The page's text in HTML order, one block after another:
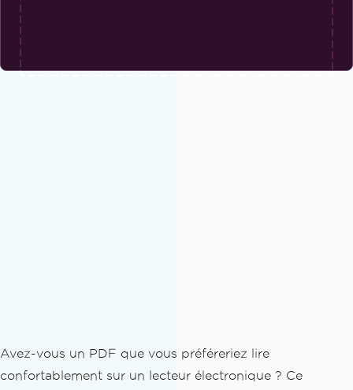
Avez-vous un PDF que vous préféreriez lire
confortablement sur un lecteur électronique ? Ce